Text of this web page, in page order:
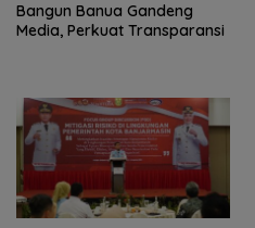
Bangun Banua Gandeng
Media, Perkuat Transparansi